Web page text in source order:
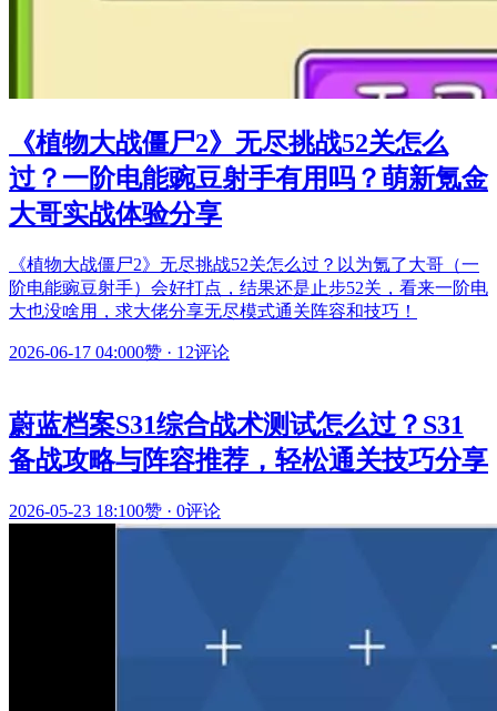
《植物大战僵尸2》无尽挑战52关怎么
过？一阶电能豌豆射手有用吗？萌新氪金
大哥实战体验分享
《植物大战僵尸2》无尽挑战52关怎么过？以为氪了大哥（一
阶电能豌豆射手）会好打点，结果还是止步52关，看来一阶电
大也没啥用，求大佬分享无尽模式通关阵容和技巧！
2026-06-17 04:000赞 · 12评论
蔚蓝档案S31综合战术测试怎么过？S31
备战攻略与阵容推荐，轻松通关技巧分享
2026-05-23 18:100赞 · 0评论